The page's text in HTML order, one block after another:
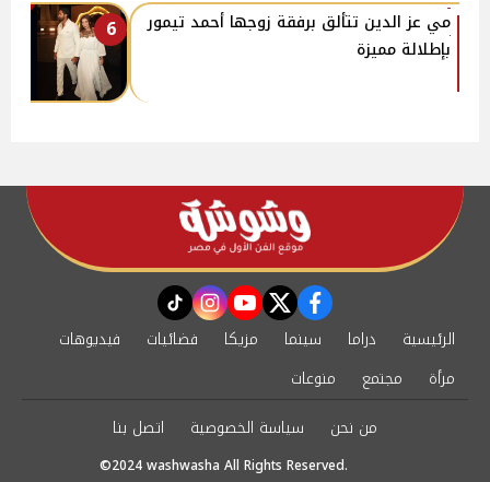
6
مي عز الدين تتألق برفقة زوجها أحمد تيمور
بإطلالة مميزة
facebook
twitter
youtube
instagram
tiktok
الرئيسية دراما سينما مزيكا فضائيات
فيديوهات
مرأة
مجتمع
منوعات
من نحن
سياسة الخصوصية اتصل بنا
©2024 washwasha All Rights Reserved.